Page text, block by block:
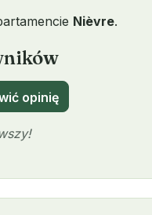
Nièvre.
opinię